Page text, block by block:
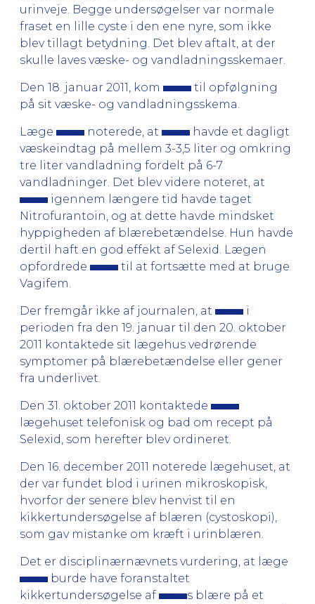
urinveje. Begge undersøgelser var normale
fraset en lille cyste i den ene nyre, som ikke
blev tillagt betydning. Det blev aftalt, at der
skulle laves væske- og vandladningsskemaer.
Den 18. januar 2011, kom
til opfølgning
på sit væske- og vandladningsskema.
Læge noterede, at
havde et dagligt
væskeindtag på mellem 3-3,5 liter og omkring
tre liter vandladning fordelt på 6-7
vandladninger. Det blev videre noteret, at
igennem længere tid havde taget
Nitrofurantoin, og at dette havde mindsket
hyppigheden af blærebetændelse. Hun havde
dertil haft en god effekt af Selexid. Lægen
opfordrede
til at fortsætte med at bruge
Vagifem.
Der fremgår ikke af journalen, at
i
perioden fra den 19. januar til den 20. oktober
2011 kontaktede sit lægehus vedrørende
symptomer på blærebetændelse eller gener
fra underlivet.
Den 31. oktober 2011 kontaktede
lægehuset telefonisk og bad om recept på
Selexid, som herefter blev ordineret.
Den 16. december 2011 noterede lægehuset, at
der var fundet blod i urinen mikroskopisk,
hvorfor der senere blev henvist til en
kikkertundersøgelse af blæren (cystoskopi),
som gav mistanke om kræft i urinblæren.
Det er disciplinærnævnets vurdering, at læge
burde have foranstaltet
kikkertundersøgelse af
s blære på et